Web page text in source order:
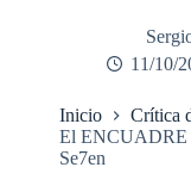
11/10/
Inicio
Crítica
El ENCUADRE
Se7en